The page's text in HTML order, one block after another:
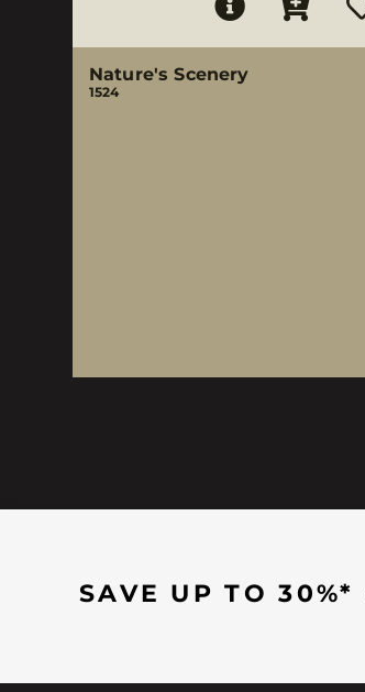
Nature's Scenery
1524
SAVE UP TO 30%*